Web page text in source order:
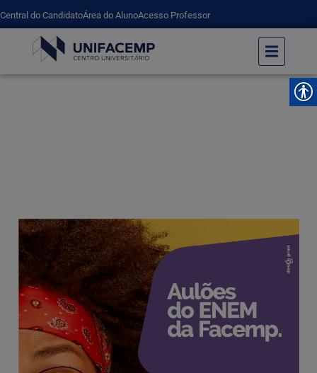
Central do CandidatoÁrea do AlunoAcesso Professor
Último Aulão do ENEM 2019 Facemp – Dia